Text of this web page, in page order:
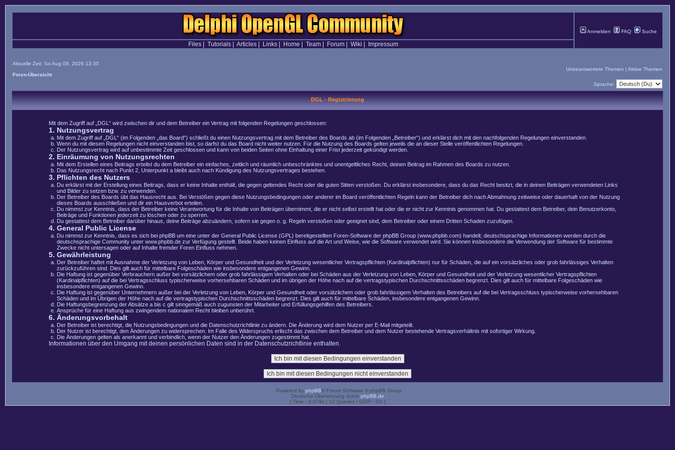
Anmelden FAQ Suche
Files| Tutorials| Articles| Links| Home Team| Forum| Wiki Impressum
Aktuelle Zeit: So Aug 09, 2026 13:30
Foren-Übersicht
Unbeantwortete Themen | Aktive Themen
Sprache:
DGL - Registrierung
Mit dem Zugriff auf „DGL“ wird zwischen dir und dem Betreiber ein Vertrag mit folgenden Regelungen geschlossen:
1. Nutzungsvertrag
Mit dem Zugriff auf „DGL“ (im Folgenden „das Board“) schließt du einen Nutzungsvertrag mit dem Betreiber des Boards ab (im Folgenden „Betreiber“) und erklärst dich mit den nachfolgenden Regelungen einverstanden.
Wenn du mit diesen Regelungen nicht einverstanden bist, so darfst du das Board nicht weiter nutzen. Für die Nutzung des Boards gelten jeweils die an dieser Stelle veröffentlichten Regelungen.
Der Nutzungsvertrag wird auf unbestimmte Zeit geschlossen und kann von beiden Seiten ohne Einhaltung einer Frist jederzeit gekündigt werden.
2. Einräumung von Nutzungsrechten
Mit dem Erstellen eines Beitrags erteilst du dem Betreiber ein einfaches, zeitlich und räumlich unbeschränktes und unentgeltliches Recht, deinen Beitrag im Rahmen des Boards zu nutzen.
Das Nutzungsrecht nach Punkt 2, Unterpunkt a bleibt auch nach Kündigung des Nutzungsvertrages bestehen.
3. Pflichten des Nutzers
Du erklärst mit der Erstellung eines Beitrags, dass er keine Inhalte enthält, die gegen geltendes Recht oder die guten Sitten verstoßen. Du erklärst insbesondere, dass du das Recht besitzt, die in deinen Beiträgen verwendeten Links
und Bilder zu setzen bzw. zu verwenden.
Der Betreiber des Boards übt das Hausrecht aus. Bei Verstößen gegen diese Nutzungsbedingungen oder anderer im Board veröffentlichten Regeln kann der Betreiber dich nach Abmahnung zeitweise oder dauerhaft von der Nutzung
dieses Boards ausschließen und dir ein Hausverbot erteilen.
Du nimmst zur Kenntnis, dass der Betreiber keine Verantwortung für die Inhalte von Beiträgen übernimmt, die er nicht selbst erstellt hat oder die er nicht zur Kenntnis genommen hat. Du gestattest dem Betreiber, dein Benutzerkonto,
Beiträge und Funktionen jederzeit zu löschen oder zu sperren.
Du gestattest dem Betreiber darüber hinaus, deine Beiträge abzuändern, sofern sie gegen o. g. Regeln verstoßen oder geeignet sind, dem Betreiber oder einem Dritten Schaden zuzufügen.
4. General Public License
Du nimmst zur Kenntnis, dass es sich bei phpBB um eine unter der General Public License (GPL) bereitgestellten Foren-Software der phpBB Group (www.phpbb.com) handelt; deutschsprachige Informationen werden durch die
deutschsprachige Community unter www.phpbb.de zur Verfügung gestellt. Beide haben keinen Einfluss auf die Art und Weise, wie die Software verwendet wird. Sie können insbesondere die Verwendung der Software für bestimmte
Zwecke nicht untersagen oder auf Inhalte fremder Foren Einfluss nehmen.
5. Gewährleistung
Der Betreiber haftet mit Ausnahme der Verletzung von Leben, Körper und Gesundheit und der Verletzung wesentlicher Vertragspflichten (Kardinalpflichten) nur für Schäden, die auf ein vorsätzliches oder grob fahrlässiges Verhalten
zurückzuführen sind. Dies gilt auch für mittelbare Folgeschäden wie insbesondere entgangenen Gewinn.
Die Haftung ist gegenüber Verbrauchern außer bei vorsätzlichem oder grob fahrlässigem Verhalten oder bei Schäden aus der Verletzung von Leben, Körper und Gesundheit und der Verletzung wesentlicher Vertragspflichten
(Kardinalpflichten) auf die bei Vertragsschluss typischerweise vorhersehbaren Schäden und im übrigen der Höhe nach auf die vertragstypischen Durchschnittsschäden begrenzt. Dies gilt auch für mittelbare Folgeschäden wie
insbesondere entgangenen Gewinn.
Die Haftung ist gegenüber Unternehmern außer bei der Verletzung von Leben, Körper und Gesundheit oder vorsätzlichem oder grob fahrlässigem Verhalten des Betreibers auf die bei Vertragsschluss typischerweise vorhersehbaren
Schäden und im Übrigen der Höhe nach auf die vertragstypischen Durchschnittsschäden begrenzt. Dies gilt auch für mittelbare Schäden, insbesondere entgangenen Gewinn.
Die Haftungsbegrenzung der Absätze a bis c gilt sinngemäß auch zugunsten der Mitarbeiter und Erfüllungsgehilfen des Betreibers.
Ansprüche für eine Haftung aus zwingendem nationalem Recht bleiben unberührt.
6. Änderungsvorbehalt
Der Betreiber ist berechtigt, die Nutzungsbedingungen und die Datenschutzrichtlinie zu ändern. Die Änderung wird dem Nutzer per E-Mail mitgeteilt.
Der Nutzer ist berechtigt, den Änderungen zu widersprechen. Im Falle des Widerspruchs erlischt das zwischen dem Betreiber und dem Nutzer bestehende Vertragsverhältnis mit sofortiger Wirkung.
Die Änderungen gelten als anerkannt und verbindlich, wenn der Nutzer den Änderungen zugestimmt hat.
Informationen über den Umgang mit deinen persönlichen Daten sind in der Datenschutzrichtlinie enthalten.
Powered by phpBB® Forum Software © phpBB Group
Deutsche Übersetzung durch phpBB.de
[ Time : 0.079s | 12 Queries | GZIP : On ]